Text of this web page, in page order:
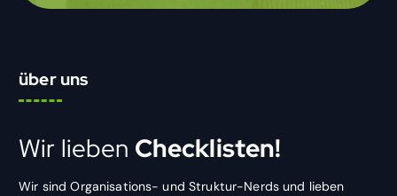
über uns
Wir lieben Checklisten!
Wir sind Organisations- und Struktur-Nerds und lieben